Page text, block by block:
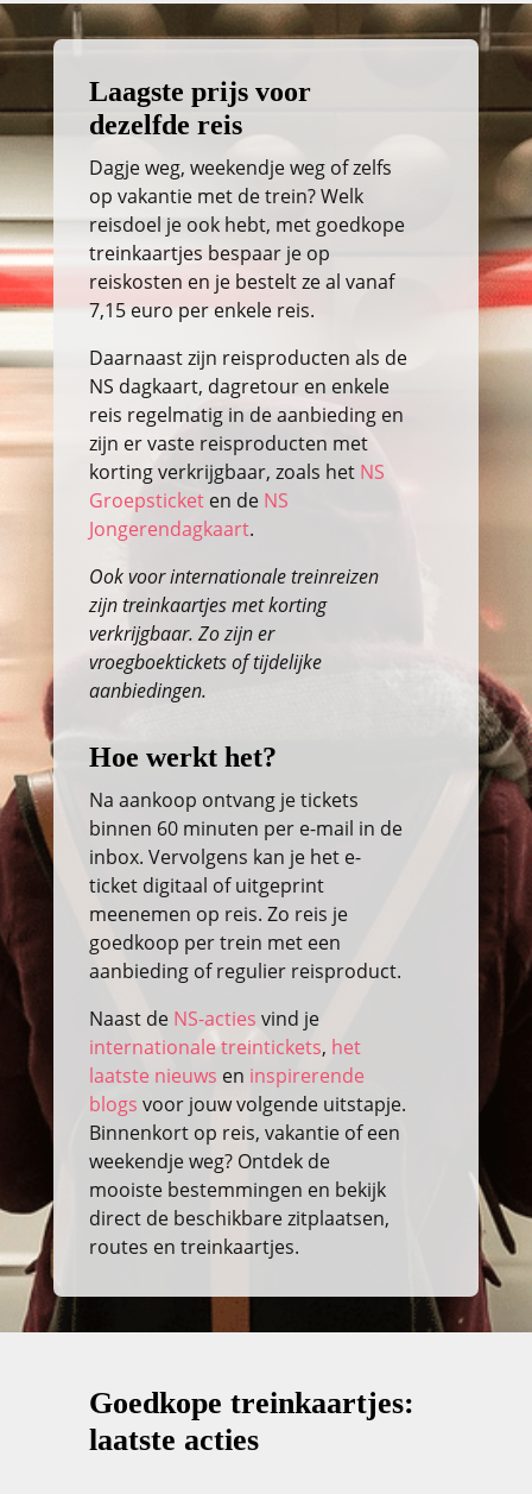
Laagste prijs voor
dezelfde reis
Dagje weg, weekendje weg of zelfs
op vakantie met de trein? Welk
reisdoel je ook hebt, met goedkope
treinkaartjes bespaar je op
reiskosten en je bestelt ze al vanaf
7,15 euro per enkele reis.
Daarnaast zijn reisproducten als de
NS dagkaart, dagretour en enkele
reis regelmatig in de aanbieding en
zijn er vaste reisproducten met
korting verkrijgbaar, zoals het NS
Groepsticketen de NS
Jongerendagkaart.
Ook voor internationale treinreizen
zijn treinkaartjes met korting
verkrijgbaar. Zo zijn er
vroegboektickets of tijdelijke
aanbiedingen.
Hoe werkt het?
Na aankoop ontvang je tickets
binnen 60 minuten per e-mail in de
inbox. Vervolgens kan je het e-
ticket digitaal of uitgeprint
meenemen op reis. Zo reis je
goedkoop per trein met een
aanbieding of regulier reisproduct.
Naast de NS-acties vind je
internationale treintickets, het
laatste nieuws en inspirerende
blogs voor jouw volgende uitstapje.
Binnenkort op reis, vakantie of een
weekendje weg? Ontdek de
mooiste bestemmingen en bekijk
direct de beschikbare zitplaatsen,
routes en treinkaartjes.
Goedkope treinkaartjes:
laatste acties